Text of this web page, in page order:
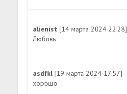
alienist[14 марта 2024 22:28]
Любовь
asdfkl[19 марта 2024 17:57]
хорошо